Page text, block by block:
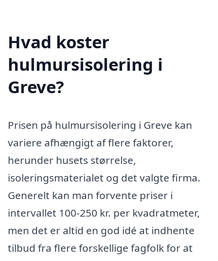
Hvad koster
hulmursisolering i
Greve?
Prisen på hulmursisolering i Greve kan
variere afhængigt af flere faktorer,
herunder husets størrelse,
isoleringsmaterialet og det valgte firma.
Generelt kan man forvente priser i
intervallet 100-250 kr. per kvadratmeter,
men det er altid en god idé at indhente
tilbud fra flere forskellige fagfolk for at